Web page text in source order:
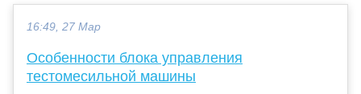
16:49, 27 Мар
Особенности блока управления
тестомесильной машины